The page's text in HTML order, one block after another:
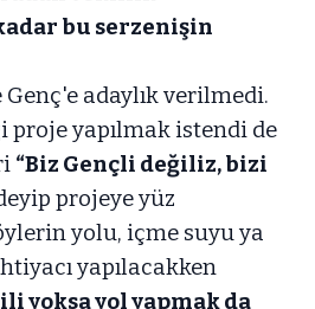
bu serzenişin
Genç'e adaylık verilmedi.
proje yapılmak istendi de
“Biz Gençli değiliz, bizi
projeye yüz
yolu, içme suyu ya
yapılacakken
yoksa yol yapmak da